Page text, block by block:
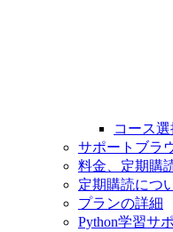
コース
サポートブラ
料金、定期購
定期購読につ
プランの詳細
Python学習サ